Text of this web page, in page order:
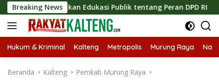
Langsung
ke
konten
Breaking News
Edukasi Publik tentang Peran DPD RI
Hukum & Kriminal Kalteng Metropolis Murung Raya
Beranda Kalteng Pemkab Murung Raya